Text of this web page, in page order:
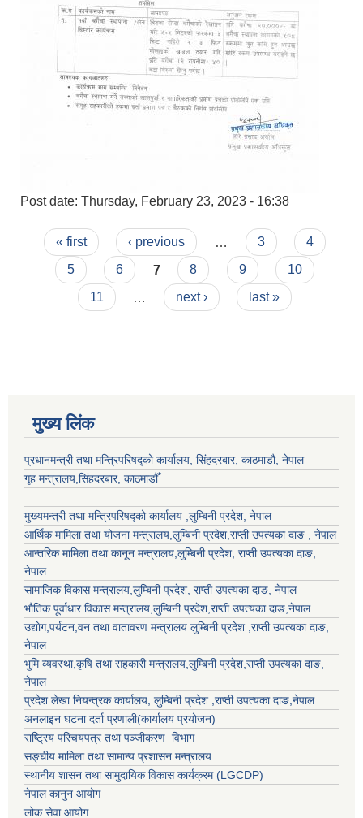
Post date: Thursday, February 23, 2023 - 16:38
Pages
« first ‹ previous 3
4
5
6 7 8 9
10
11
next › last »
मुख्य लिंक
प्रधानमन्त्री तथा मन्त्रिपरिषद्को कार्यालय, सिंहदरबार, काठमाडौ, नेपाल
गृह मन्त्रालय,सिंहदरबार, काठमाडौँ
मुख्यमन्त्री तथा मन्त्रिपरिषद्को कार्यालय ,लुम्बिनी प्रदेश, नेपाल
आर्थिक मामिला तथा योजना मन्त्रालय,लुम्बिनी प्रदेश,राप्ती उपत्यका दाङ , नेपाल
आन्तरिक मामिला तथा कानून मन्त्रालय,लुम्बिनी प्रदेश, राप्ती उपत्यका दाङ,
नेपाल
सामाजिक विकास मन्त्रालय,लुम्बिनी प्रदेश, राप्ती उपत्यका दाङ, नेपाल
भौतिक पूर्वाधार विकास मन्त्रालय,लुम्बिनी प्रदेश,राप्ती उपत्यका दाङ,नेपाल
उद्याेग,पर्यटन,वन तथा वातावरण मन्त्रालय लुम्बिनी प्रदेश ,राप्ती उपत्यका दाङ,
नेपाल
भुमि व्यवस्था,कृषि तथा सहकारी मन्त्रालय,लुम्बिनी प्रदेश,राप्ती उपत्यका दाङ,
नेपाल
प्रदेश लेखा नियन्त्रक कार्यालय, लुम्बिनी प्रदेश ,राप्ती उपत्यका दाङ,नेपाल
अनलाइन घटना दर्ता प्रणाली(कार्यालय प्रयोजन)
राष्ट्रिय परिचयपत्र तथा पञ्जीकरण विभाग
सङ्घीय मामिला तथा सामान्य प्रशासन मन्त्रालय
स्थानीय शासन तथा सामुदायिक विकास कार्यक्रम (LGCDP)
नेपाल कानुन आयोग
लोक सेवा आयोग